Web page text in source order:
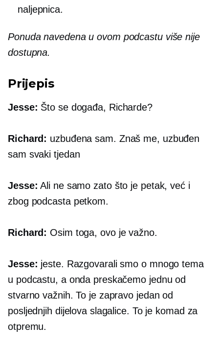
naljepnica.
Ponuda navedena u ovom podcastu više nije
dostupna.
Prijepis
Jesse: Što se događa, Richarde?
Richard: uzbuđena sam. Znaš me, uzbuđen
sam svaki tjedan
Jesse: Ali ne samo zato što je petak, već i
zbog podcasta petkom.
Richard: Osim toga, ovo je važno.
Jesse: jeste. Razgovarali smo o mnogo tema
u podcastu, a onda preskačemo jednu od
stvarno važnih. To je zapravo jedan od
posljednjih dijelova slagalice. To je komad za
otpremu.